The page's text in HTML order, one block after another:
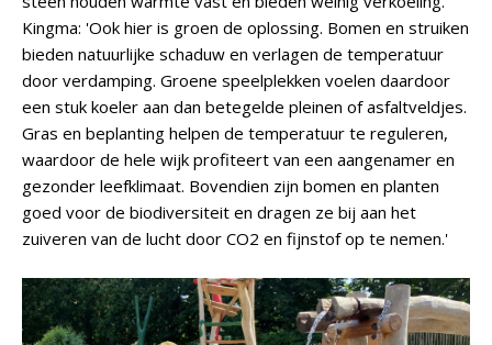
Kingma: 'Ook hier is groen de oplossing. Bomen en struiken
bieden natuurlijke schaduw en verlagen de temperatuur
door verdamping. Groene speelplekken voelen daardoor
een stuk koeler aan dan betegelde pleinen of asfaltveldjes.
Gras en beplanting helpen de temperatuur te reguleren,
waardoor de hele wijk profiteert van een aangenamer en
gezonder leefklimaat. Bovendien zijn bomen en planten
goed voor de biodiversiteit en dragen ze bij aan het
zuiveren van de lucht door CO2 en fijnstof op te nemen.'